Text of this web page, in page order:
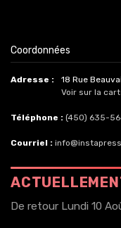
Coordonnées
Adresse :
18 Rue
Voir sur la
Téléphone : (450) 635-
Courriel :
De retour Lundi 10